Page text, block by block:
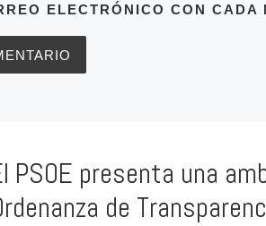
ELECTRÓNICO CON CADA
PSOE presenta una
de